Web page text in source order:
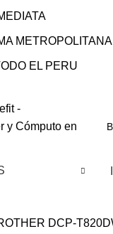
METROPOLITANA
EL PERU